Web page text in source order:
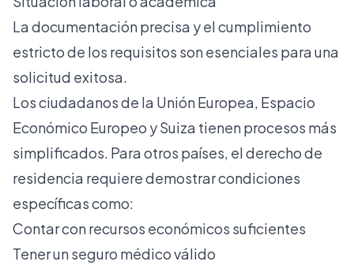
La documentación precisa y el cumplimiento
estricto de los requisitos son esenciales para una
solicitud exitosa.
Los ciudadanos de la Unión Europea, Espacio
Económico Europeo y Suiza tienen procesos más
simplificados. Para otros países, el derecho de
residencia requiere demostrar condiciones
específicas como:
Contar con recursos económicos suficientes
Tener un seguro médico válido